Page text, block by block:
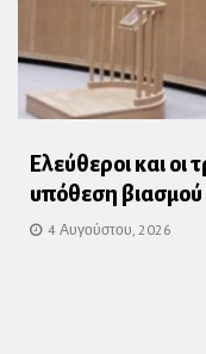
Ελεύθεροι και οι
υπόθεση
4 Αυγούστου, 2026